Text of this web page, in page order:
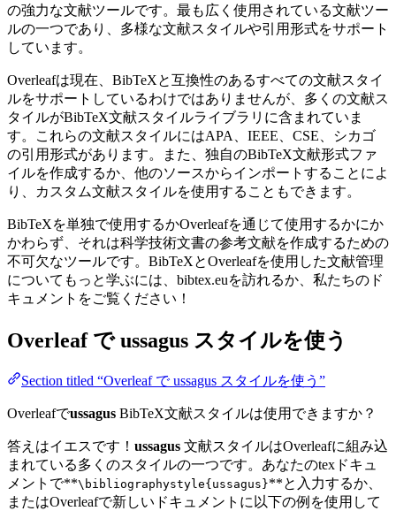
の強力な文献ツールです。最も広く使用されている文献ツー
ルの一つであり、多様な文献スタイルや引用形式をサポート
しています。
Overleafは現在、BibTeXと互換性のあるすべての文献スタイ
ルをサポートしているわけではありませんが、多くの文献ス
タイルがBibTeX文献スタイルライブラリに含まれていま
す。これらの文献スタイルにはAPA、IEEE、CSE、シカゴ
の引用形式があります。また、独自のBibTeX文献形式ファ
イルを作成するか、他のソースからインポートすることによ
り、カスタム文献スタイルを使用することもできます。
BibTeXを単独で使用するかOverleafを通じて使用するかにか
かわらず、それは科学技術文書の参考文献を作成するための
不可欠なツールです。BibTeXとOverleafを使用した文献管理
についてもっと学ぶには、bibtex.euを訪れるか、私たちのド
キュメントをご覧ください！
Overleaf でussagus スタイルを使う
Section titled “Overleaf で ussagus スタイルを使う”
Overleafでussagus BibTeX文献スタイルは使用できますか？
答えはイエスです！ ussagus 文献スタイルはOverleafに組み込
まれている多くのスタイルの一つです。あなたのtexドキュ
メントで**\bibliographystyle{ussagus}**と入力するか、
またはOverleafで新しいドキュメントに以下の例を使用して